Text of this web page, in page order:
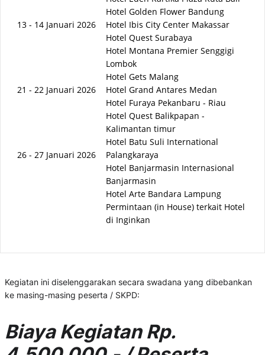
13 - 14 Januari 2026
21 - 22 Januari 2026
26 - 27 Januari 2026
Hotel Golden Flower Bandung
Hotel Ibis City Center Makassar
Hotel Quest Surabaya
Hotel Montana Premier Senggigi
Lombok
Hotel Gets Malang
Hotel Grand Antares Medan
Hotel Furaya Pekanbaru - Riau
Hotel Quest Balikpapan -
Kalimantan timur
Hotel Batu Suli International
Palangkaraya
Hotel Banjarmasin Internasional
Banjarmasin
Hotel Arte Bandara Lampung
Permintaan (in House) terkait Hotel
di Inginkan
Kegiatan ini diselenggarakan secara swadana yang dibebankan
ke masing-masing peserta / SKPD:
Biaya Kegiatan Rp.